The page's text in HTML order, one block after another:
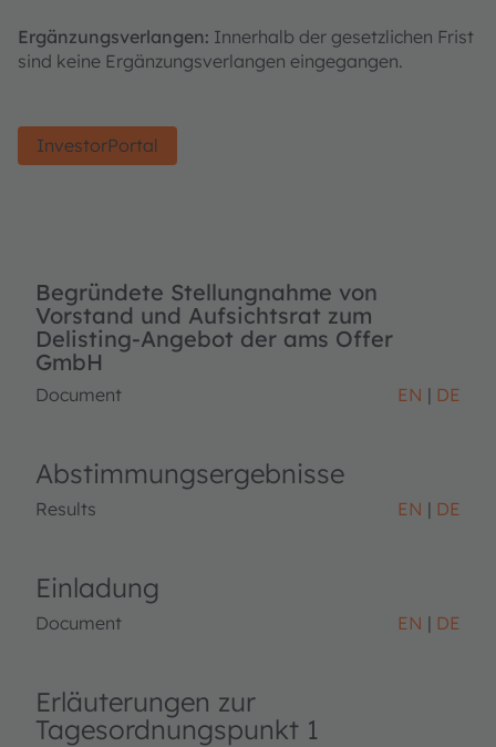
Ergänzungsverlangen: Innerhalb der gesetzlichen Frist
sind keine Ergänzungsverlangen eingegangen.
InvestorPortal
Begründete Stellungnahme von
Vorstand und Aufsichtsrat zum
Delisting-Angebot der ams Offer
GmbH
Document EN DE
Abstimmungsergebnisse
Results EN DE
Einladung
Document EN DE
Erläuterungen zur
Tagesordnungspunkt 1